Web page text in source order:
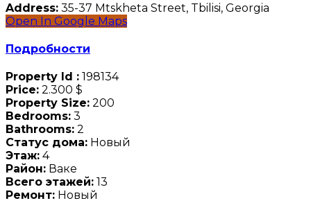
Address: 35-37 Mtskheta Street, Tbilisi, Georgia
Open In Google Maps
Подробности
Property Id : 198134
Price: 2.300 $
Property Size: 200
Bedrooms: 3
Bathrooms: 2
Статус дома: Новый
Этаж: 4
Район: Ваке
Всего этажей: 13
Ремонт: Новый